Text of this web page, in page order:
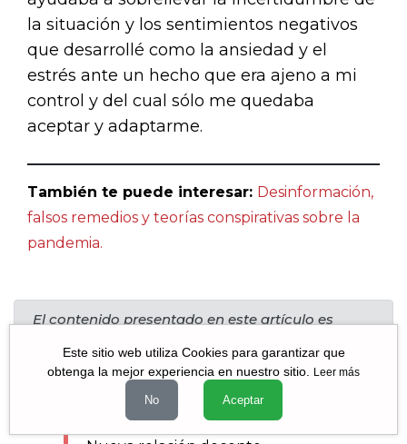
la situación y los sentimientos negativos
que desarrollé como la ansiedad y el
estrés ante un hecho que era ajeno a mi
control y del cual sólo me quedaba
aceptar y adaptarme.
También te puede interesar: Desinformación,
falsos remedios y teorías conspirativas sobre la
pandemia.
El contenido presentado en este artículo es
necesariamente representa la opinión del grupo
editorial de Voces México.
Más columnas del autor:
Este sitio web utiliza Cookies para garantizar que
obtenga la mejor experiencia en nuestro sitio.
Leer más
No Aceptar